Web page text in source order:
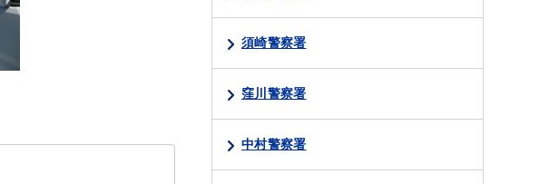
須崎警察署
窪川警察署
中村警察署